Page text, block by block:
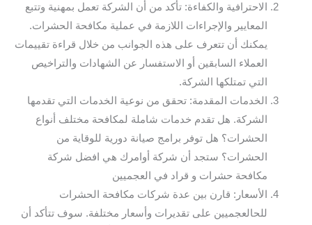
الاحترافية والكفاءة: تأكد من أن الشركة تعمل بمهنية وتتبع
المعايير والإجراءات اللازمة في عملية مكافحة الحشرات.
يمكنك أن تتعرف على هذه الجوانب من خلال قراءة تقييمات
العملاء السابقين أو الاستفسار عن الشهادات والتراخيص
التي تمتلكها الشركة.
الخدمات المقدمة: تحقق من نوعية الخدمات التي تقدمها
الشركة. هل تقدم خدمات شاملة لمكافحة مختلف أنواع
الحشرات؟ هل توفر برامج صيانة دورية للوقاية من
الحشرات؟ ستجد أن شركة أوامرك هي افضل شركة
مكافحة حشرات و قراد في العجميين
الأسعار: قارن بين عدة شركات مكافحة الحشرات
للحالعجميين على تقديرات وأسعار مختلفة. سوف تتأكد أن